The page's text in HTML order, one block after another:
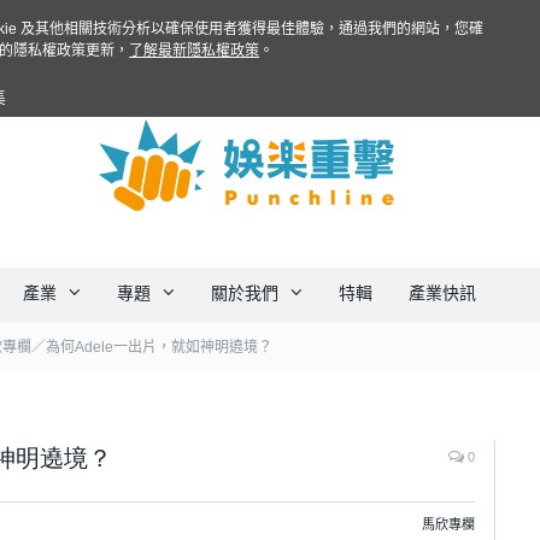
產業 專題 關於我們 特輯 產業快訊
欄／為何Adele一出片，就如神明遶境？
明遶境？ 0
馬欣專欄
及其他相關技術分析以確保使用者獲得最佳體驗，通過我們的網站，您確
隱私權政策更新，
了解最新隱私權政策 。